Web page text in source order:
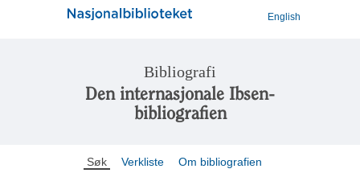
English
Bibliografi
Den internasjonale Ibsen-
bibliografien
Søk Verkliste Om bibliografien